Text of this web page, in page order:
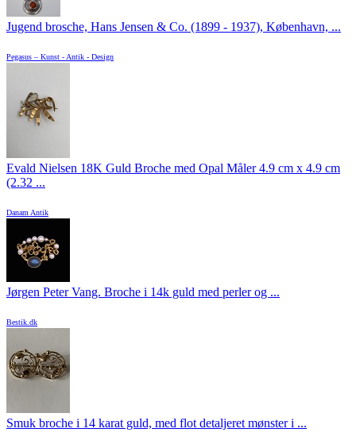
Jugend brosche, Hans Jensen & Co. (1899 - 1937), København, ...
Pegasus – Kunst - Antik - Design
Evald Nielsen 18K Guld Broche med Opal Måler 4.9 cm x 4.9 cm
(2.32 ...
Danam Antik
Jørgen Peter Vang. Broche i 14k guld med perler og ...
Bestik.dk
Smuk broche i 14 karat guld, med flot detaljeret mønster i ...